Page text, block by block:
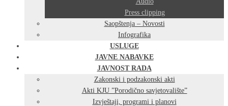
Press clipping
Saopštenja – Novosti
Infografika
USLUGE
JAVNE NABAVKE
JAVNOST RADA
Zakonski i podzakonski akti
Akti KJU ”Porodično savjetovalište”
Izvještaji, programi i planovi